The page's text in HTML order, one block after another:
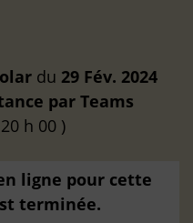
du 29 Fév. 2024
par Teams
h 00 )
ligne pour cette
terminée.